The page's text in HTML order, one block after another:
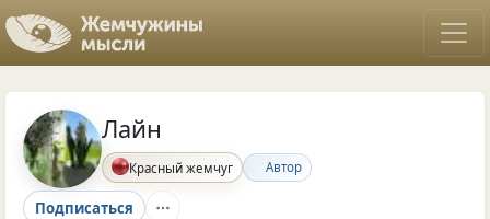
Лайн
Красный жемчуг Автор
Подписаться